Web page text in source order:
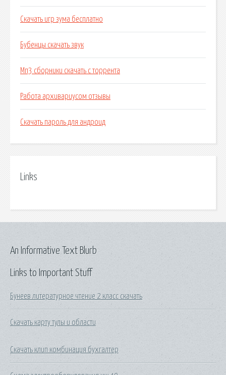
Скачать игр зума бесплатно
Бубенцы скачать звук
Мп3 сборники скачать с торрента
Работа архивариусом отзывы
Скачать пароль для андроид
Links
Links to Important Stuff
Бунеев литературное чтение 2 класс скачать
Скачать карту тулы и области
Скачать клип комбинация бухгалтер
An Informative Text Blurb